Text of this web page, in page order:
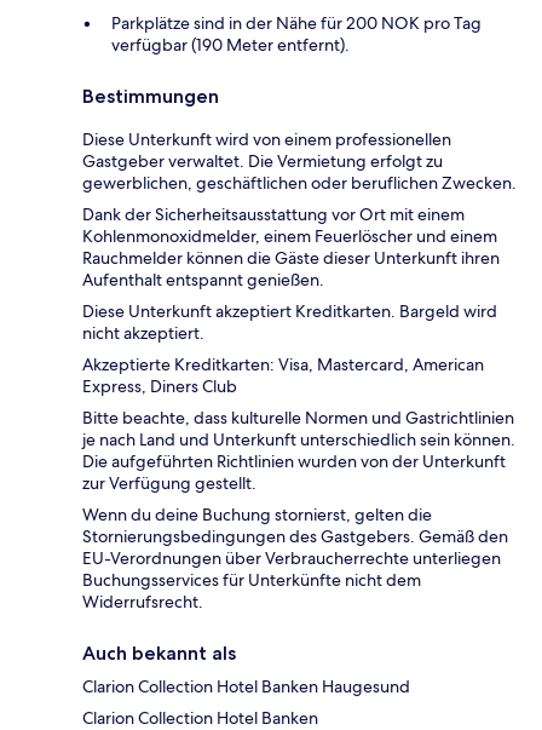
Parkplätze sind in der Nähe für 200 NOK pro Tag
verfügbar (190 Meter entfernt).
Bestimmungen
Diese Unterkunft wird von einem professionellen
Gastgeber verwaltet. Die Vermietung erfolgt zu
gewerblichen, geschäftlichen oder beruflichen Zwecken.
Dank der Sicherheitsausstattung vor Ort mit einem
Kohlenmonoxidmelder, einem Feuerlöscher und einem
Rauchmelder können die Gäste dieser Unterkunft ihren
Aufenthalt entspannt genießen.
Diese Unterkunft akzeptiert Kreditkarten. Bargeld wird
nicht akzeptiert.
Akzeptierte Kreditkarten: Visa, Mastercard, American
Express, Diners Club
Bitte beachte, dass kulturelle Normen und Gastrichtlinien
je nach Land und Unterkunft unterschiedlich sein können.
Die aufgeführten Richtlinien wurden von der Unterkunft
zur Verfügung gestellt.
Wenn du deine Buchung stornierst, gelten die
Stornierungsbedingungen des Gastgebers. Gemäß den
EU-Verordnungen über Verbraucherrechte unterliegen
Buchungsservices für Unterkünfte nicht dem
Widerrufsrecht.
Auch bekannt als
Clarion Collection Hotel Banken Haugesund
Clarion Collection Hotel Banken